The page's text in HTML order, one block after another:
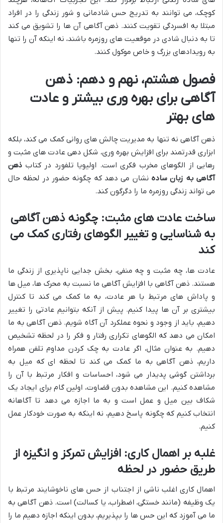
کوچک، می توانند به تدریج حس شادمانی و شور زندگی را در افراد
مبتلا به افسردگی تقویت کنند. ذهن آگاهی آن ها را تشویق می کند
تا به دنبال شادی در موقعیت های روزمره باشند، نه اینکه آن را تنها
به رویدادهای بزرگ و خاص موکول کنند.
فصول هشتم، نهم و دهم: ذهن
آگاهی برای بهره وری بیشتر و عادت
های بهتر
ذهن آگاهی نه تنها به مدیریت چالش های روانی کمک می کند، بلکه
ابزاری قدرتمند برای افزایش بهره وری، شکل دهی عادت های مثبت و
رهایی از الگوهای مخرب فکری است. اولیویا تلفورد در کتاب ذهن
آگاهی به زبان ساده نشان می دهد که چگونه حضور در لحظه حال
می تواند زندگی روزمره ما را دگرگون کند.
ساخت عادت های مثبت: چگونه ذهن آگاهی
به شناسایی و تغییر الگوهای رفتاری کمک می
کند
عادت ها، چه مثبت و چه منفی، بخش جدایی ناپذیری از زندگی ما
هستند. ذهن آگاهی با افزایش آگاهی ما نسبت به محرک ها، میل ها
و پاداش های مرتبط با هر عادت، به ما کمک می کند تا کنترل
بیشتری بر آن ها پیدا کنیم. پیش از آنکه بتوانیم عادتی را تغییر
دهیم، باید از وجود و نحوه عملکرد آن آگاه شویم. ذهن آگاهی به ما
امکان می دهد که الگوهای تکراری رفتار و فکر را در لحظه تشخیص
دهیم. به عنوان مثال، اگر عادت به چک کردن مداوم تلفن همراه
داریم، ذهن آگاهی به ما کمک می کند تا لحظه ای که میل به
برداشتن گوشی پدیدار می شود، احساسات و افکار مرتبط با آن را
مشاهده کنیم. این مشاهده بدون قضاوت، اولین گام برای ایجاد یک
شکاف بین میل و عمل است و به ما اجازه می دهد تا آگاهانه
انتخاب کنیم که چگونه پاسخ دهیم، نه اینکه به صورت خودکار عمل
کنیم.
غلبه بر اهمال کاری: افزایش تمرکز و انگیزه از
طریق حضور در لحظه
اهمال کاری اغلب ناشی از اجتناب از حس های ناخوشایند مرتبط با
یک وظیفه (مانند خستگی، اضطراب، یا کسالت) است. ذهن آگاهی به
ما می آموزد که این حس ها را بپذیریم، بدون اینکه اجازه دهیم ما را